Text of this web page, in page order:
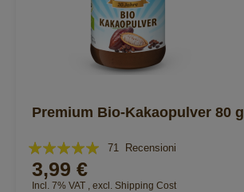
Premium Bio-Kakaopulver 80 g
Valutazione:
99%
71 Recensioni
3,99 €
Incl. 7% VAT excl. Shipping Cost